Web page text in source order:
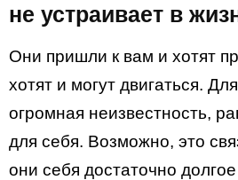
не устраивает в
Они пришли к вам и хотят
хотят и могут двигаться.
огромная неизвестность,
для себя. Возможно, это
они себя достаточно